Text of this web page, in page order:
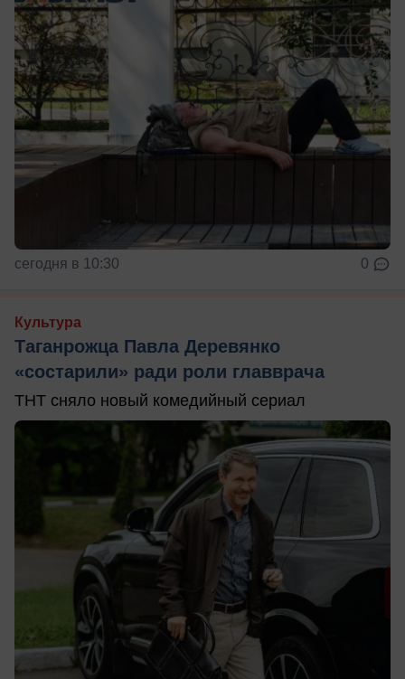
сегодня в 10:30 0
Культура
Таганрожца Павла Деревянко
«состарили» ради роли главврача
ТНТ сняло новый комедийный сериал